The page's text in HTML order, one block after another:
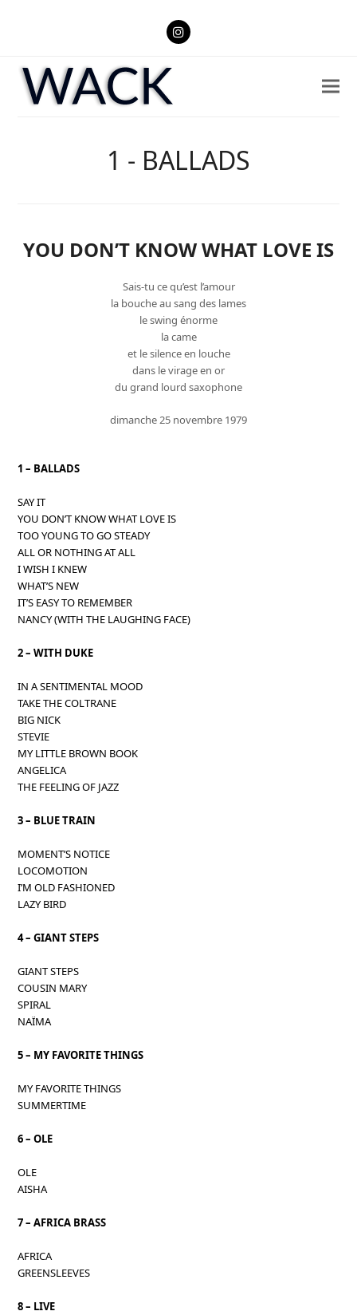
Instagram
1 - BALLADS
YOU DON’T KNOW WHAT LOVE IS
Sais-tu ce qu’est l’amour
la bouche au sang des lames
le swing énorme
la came
et le silence en louche
dans le virage en or
du grand lourd saxophone
dimanche 25 novembre 1979
1 – BALLADS
SAY IT
YOU DON’T KNOW WHAT LOVE IS
TOO YOUNG TO GO STEADY
ALL OR NOTHING AT ALL
I WISH I KNEW
WHAT’S NEW
IT’S EASY TO REMEMBER
NANCY (WITH THE LAUGHING FACE)
2 – WITH DUKE
IN A SENTIMENTAL MOOD
TAKE THE COLTRANE
BIG NICK
STEVIE
MY LITTLE BROWN BOOK
ANGELICA
THE FEELING OF JAZZ
3 – BLUE TRAIN
MOMENT’S NOTICE
LOCOMOTION
I’M OLD FASHIONED
LAZY BIRD
4 – GIANT STEPS
GIANT STEPS
COUSIN MARY
SPIRAL
NAÏMA
5 – MY FAVORITE THINGS
MY FAVORITE THINGS
SUMMERTIME
6 – OLE
OLE
AISHA
7 – AFRICA BRASS
AFRICA
GREENSLEEVES
8 – LIVE